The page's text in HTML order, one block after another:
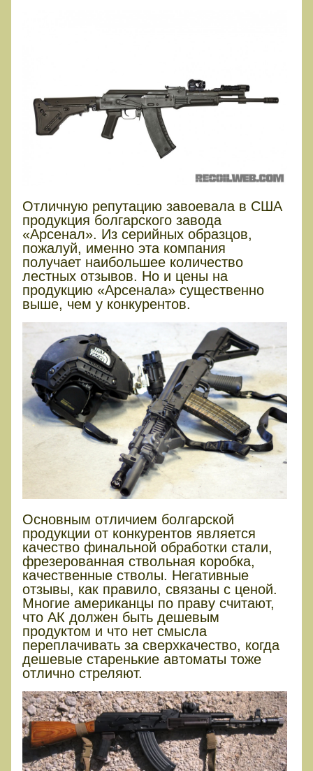
Отличную репутацию завоевала в США
продукция болгарского завода
«Арсенал». Из серийных образцов,
пожалуй, именно эта компания
получает наибольшее количество
лестных отзывов. Но и цены на
продукцию «Арсенала» существенно
выше, чем у конкурентов.
Основным отличием болгарской
продукции от конкурентов является
качество финальной обработки стали,
фрезерованная ствольная коробка,
качественные стволы. Негативные
отзывы, как правило, связаны с ценой.
Многие американцы по праву считают,
что АК должен быть дешевым
продуктом и что нет смысла
переплачивать за сверхкачество, когда
дешевые старенькие автоматы тоже
отлично стреляют.